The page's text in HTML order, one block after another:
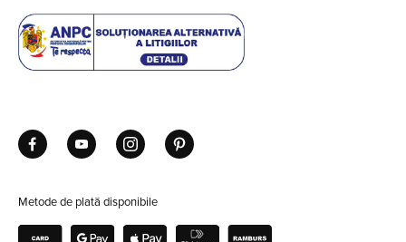
Metode de plată disponibile